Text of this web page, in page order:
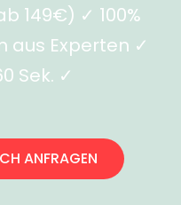
149€) ✓ 100%
aus Experten ✓
Sek. ✓
ANFRAGEN